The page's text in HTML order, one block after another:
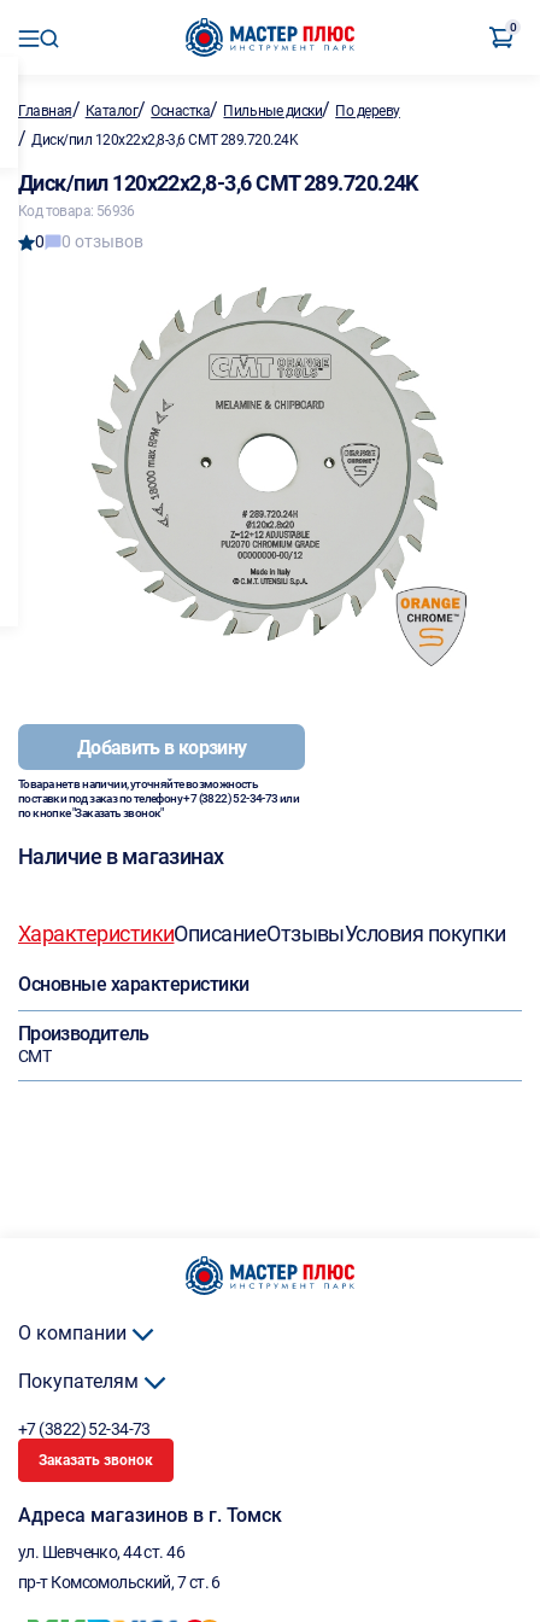
0
Главная/ Каталог/Оснастка/ Пильные диски/ По дереву
/ Диск/пил 120х22х2,8-3,6 CMT 289.720.24K
Диск/пил 120х22х2,8-3,6 CMT 289.720.24K
Код товара: 56936
0 0 отзывов
Добавить в корзину
Товара нет в наличии, уточняйте возможность
поставки под заказ по телефону+7 (3822) 52-34-73или
по кнопке "Заказать звонок"
Наличие в магазинах
ХарактеристикиОписаниеОтзывыУсловия покупки
Основные характеристики
Производитель
CMT
О компании
Покупателям
+7 (3822) 52-34-73
Заказать звонок
Адреса магазинов в г. Томск
ул. Шевченко, 44 ст. 46
пр-т Комсомольский, 7 ст. 6